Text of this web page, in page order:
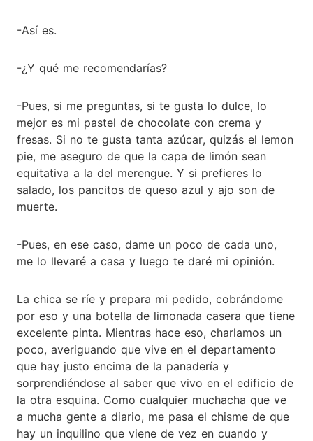
-Así es.
-¿Y qué me recomendarías?
-Pues, si me preguntas, si te gusta lo dulce, lo
mejor es mi pastel de chocolate con crema y
fresas. Si no te gusta tanta azúcar, quizás el lemon
pie, me aseguro de que la capa de limón sean
equitativa a la del merengue. Y si prefieres lo
salado, los pancitos de queso azul y ajo son de
muerte.
-Pues, en ese caso, dame un poco de cada uno,
me lo llevaré a casa y luego te daré mi opinión.
La chica se ríe y prepara mi pedido, cobrándome
por eso y una botella de limonada casera que tiene
excelente pinta. Mientras hace eso, charlamos un
poco, averiguando que vive en el departamento
que hay justo encima de la panadería y
sorprendiéndose al saber que vivo en el edificio de
la otra esquina. Como cualquier muchacha que ve
a mucha gente a diario, me pasa el chisme de que
hay un inquilino que viene de vez en cuando y